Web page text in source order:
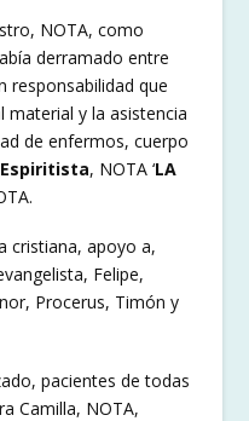
NOTA, como
derramado entre
responsabilidad que
material y la asistencia
de enfermos, cuerpo
, NOTA ‘LA
cristiana, apoyo a,
Felipe,
Procerus, Timón y
pacientes de todas
Camilla, NOTA,